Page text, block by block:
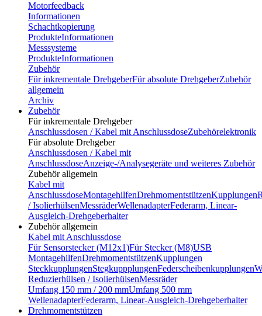
Motorfeedback
Informationen
Schachtkopierung
ProdukteInformationen
Messsysteme
ProdukteInformationen
Zubehör
Für inkrementale DrehgeberFür absolute DrehgeberZubehör
allgemein
Archiv
Zubehör
Für inkrementale Drehgeber
Anschlussdosen / Kabel mit AnschlussdoseZubehörelektronik
Für absolute Drehgeber
Anschlussdosen / Kabel mit
AnschlussdoseAnzeige-/Analysegeräte und weiteres Zubehör
Zubehör allgemein
Kabel mit
AnschlussdoseMontagehilfenDrehmomentstützenKupplungen
/ IsolierhülsenMessräderWellenadapterFederarm, Linear-
Ausgleich-Drehgeberhalter
Zubehör allgemein
Kabel mit Anschlussdose
Für Sensorstecker (M12x1)Für Stecker (M8)USB
MontagehilfenDrehmomentstützenKupplungen
SteckkupplungenStegkuppplungenFederscheibenkupplungen
Reduzierhülsen / IsolierhülsenMessräder
Umfang 150 mm / 200 mmUmfang 500 mm
WellenadapterFederarm, Linear-Ausgleich-Drehgeberhalter
Drehmomentstützen